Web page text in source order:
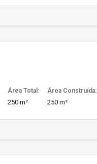
Área Total:
250 m²
Área Construída:
250 m²